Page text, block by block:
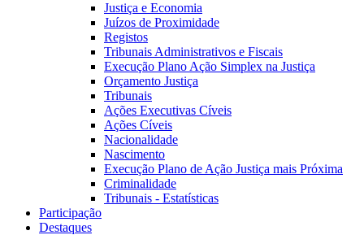
Justiça e Economia
Juízos de Proximidade
Registos
Tribunais Administrativos e Fiscais
Execução Plano Ação Simplex na Justiça
Orçamento Justiça
Tribunais
Ações Executivas Cíveis
Ações Cíveis
Nacionalidade
Nascimento
Execução Plano de Ação Justiça mais Próxima
Criminalidade
Tribunais - Estatísticas
Participação
Destaques